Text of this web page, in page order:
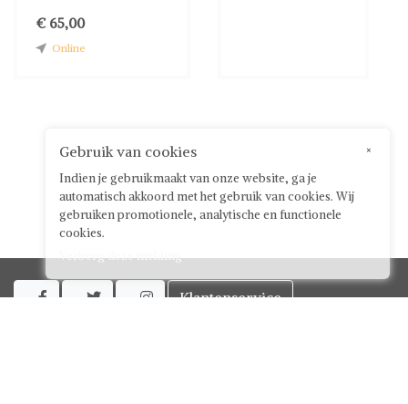
€ 65,00
Online
   Klantenservice
×
Gebruik van cookies
Indien je gebruikmaakt van onze website, ga je
automatisch akkoord met het gebruik van cookies. Wij
gebruiken promotionele, analytische en functionele
cookies.
Verberg deze melding